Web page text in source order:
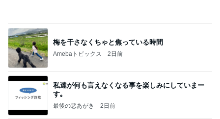
私達が何も言えなくなる事を楽しみにしていまー
す｡
最後の悪あがき 2日前
山田 幻想的な竹林で不思議体験